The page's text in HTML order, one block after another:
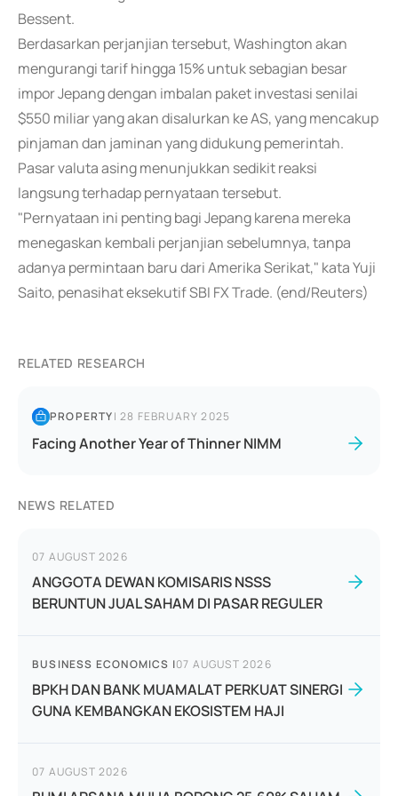
Bessent.
Berdasarkan perjanjian tersebut, Washington akan
mengurangi tarif hingga 15% untuk sebagian besar
impor Jepang dengan imbalan paket investasi senilai
$550 miliar yang akan disalurkan ke AS, yang mencakup
pinjaman dan jaminan yang didukung pemerintah.
Pasar valuta asing menunjukkan sedikit reaksi
langsung terhadap pernyataan tersebut.
"Pernyataan ini penting bagi Jepang karena mereka
menegaskan kembali perjanjian sebelumnya, tanpa
adanya permintaan baru dari Amerika Serikat," kata Yuji
Saito, penasihat eksekutif SBI FX Trade. (end/Reuters)
RELATED RESEARCH
PROPERTY|28 FEBRUARY 2025
Facing Another Year of Thinner NIMM
NEWS RELATED
07 AUGUST 2026
ANGGOTA DEWAN KOMISARIS NSSS
BERUNTUN JUAL SAHAM DI PASAR REGULER
BUSINESS ECONOMICS |07 AUGUST 2026
BPKH DAN BANK MUAMALAT PERKUAT SINERGI
GUNA KEMBANGKAN EKOSISTEM HAJI
07 AUGUST 2026